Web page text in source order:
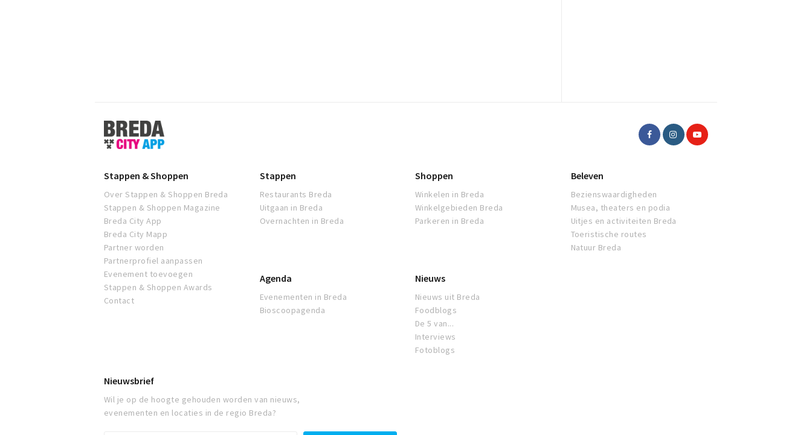
Stappen
&
Shoppen
Stappen & Shoppen
Over Stappen & Shoppen Breda
Stappen & Shoppen Magazine
Breda City App
Breda City Mapp
Partner worden
Partnerprofiel aanpassen
Evenement toevoegen
Stappen & Shoppen Awards
Contact
Stappen
Restaurants Breda
Uitgaan in Breda
Overnachten in Breda
Shoppen
Winkelen in Breda
Winkelgebieden Breda
Parkeren in Breda
Beleven
Bezienswaardigheden
Musea, theaters en podia
Uitjes en activiteiten Breda
Toeristische routes
Natuur Breda
Agenda
Evenementen in Breda
Bioscoopagenda
Nieuws
Nieuws uit Breda
Foodblogs
De 5 van...
Interviews
Fotoblogs
Nieuwsbrief
Wil je op de hoogte gehouden worden van nieuws,
evenementen en locaties in de regio Breda?